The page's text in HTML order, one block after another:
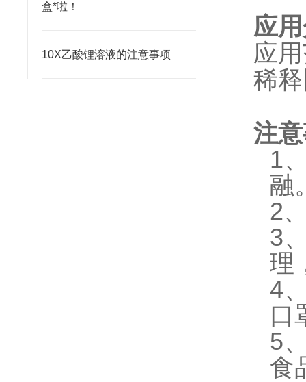
盒*啦！
10X乙酸锂溶液的注意事项
应
应
稀
注
1
融
2
3
理
4
口
5
食